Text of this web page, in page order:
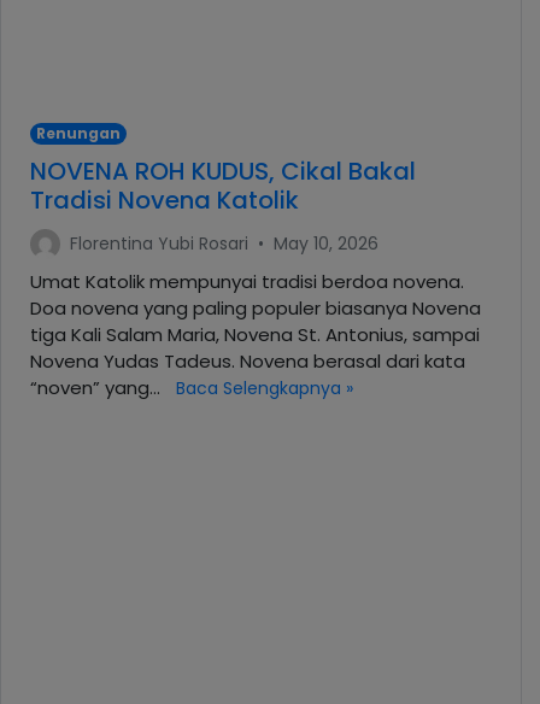
Renungan
NOVENA ROH KUDUS, Cikal Bakal
Tradisi Novena Katolik
Florentina Yubi Rosari • May 10, 2026
Umat Katolik mempunyai tradisi berdoa novena.
Doa novena yang paling populer biasanya Novena
tiga Kali Salam Maria, Novena St. Antonius, sampai
Novena Yudas Tadeus. Novena berasal dari kata
“noven” yang…
Baca Selengkapnya »